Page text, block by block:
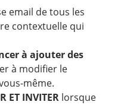
email de tous les
contextuelle qui
à ajouter des
à modifier le
même.
ET INVITER lorsque